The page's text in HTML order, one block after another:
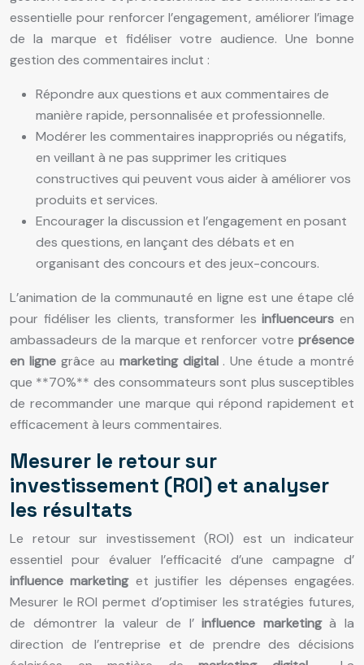
essentielle pour renforcer l’engagement, améliorer l’image
de la marque et fidéliser votre audience. Une bonne
gestion des commentaires inclut :
Répondre aux questions et aux commentaires de
manière rapide, personnalisée et professionnelle.
Modérer les commentaires inappropriés ou négatifs,
en veillant à ne pas supprimer les critiques
constructives qui peuvent vous aider à améliorer vos
produits et services.
Encourager la discussion et l’engagement en posant
des questions, en lançant des débats et en
organisant des concours et des jeux-concours.
L’animation de la communauté en ligne est une étape clé
pour fidéliser les clients, transformer lesinfluenceursen
ambassadeurs de la marque et renforcer votre présence
en ligne grâce au marketing digital . Une étude a montré
que **70%** des consommateurs sont plus susceptibles
de recommander une marque qui répond rapidement et
efficacement à leurs commentaires.
Mesurer le retour sur
investissement (ROI) et analyser
les résultats
Le retour sur investissement (ROI) est un indicateur
essentiel pour évaluer l’efficacité d’une campagne d’
influence marketing et justifier les dépenses engagées.
Mesurer le ROI permet d’optimiser les stratégies futures,
de démontrer la valeur de l’influence marketingà la
direction de l’entreprise et de prendre des décisions